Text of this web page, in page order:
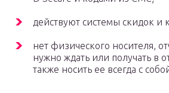
действуют системы скидок и
нет физического носителя,
нужно ждать или получать в
также носить ее всегда с